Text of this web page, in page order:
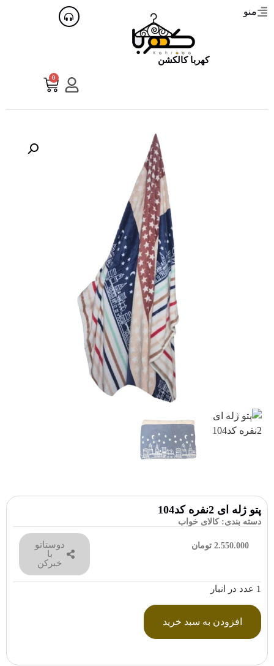
منو
کهربا کالکشن
0
پتو ژله ای 2نفره کد104
دسته بندی: کالای خواب
2.550.000 تومان
دوستاتو
با
خبرکن
1 عدد در انبار
افزودن به سبد خرید